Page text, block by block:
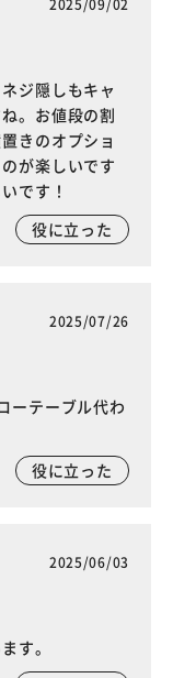
2025/09/02
ジ隠しもキャ
。お値段の割
きのオプショ
が楽しいです
です！
役に立った
2025/07/26
ーテーブル代わ
役に立った
2025/06/03
す。